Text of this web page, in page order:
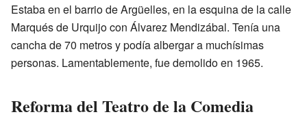
Estaba en el barrio de Argüelles, en la esquina de la calle
Marqués de Urquijo con Álvarez Mendizábal. Tenía una
cancha de 70 metros y podía albergar a muchísimas
personas. Lamentablemente, fue demolido en 1965.
Reforma del Teatro de la Comedia